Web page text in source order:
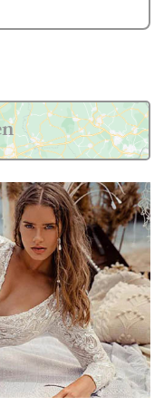
trends? Hier
Belgische
een
uitstraling.
manier om
te combineren.
een top
en moderne
je outfit